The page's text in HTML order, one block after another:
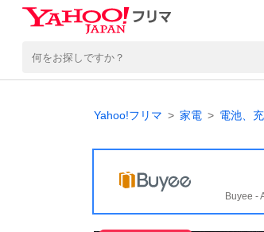
Yahoo!フリマ 家電 電池、
Buyee -